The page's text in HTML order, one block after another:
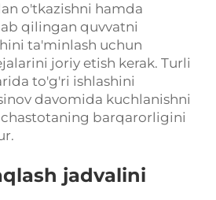
o'tkazishni hamda
qilingan quvvatni
ta'minlash uchun
joriy etish kerak. Turli
to'g'ri ishlashini
davomida kuchlanishni
barqarorligini
jadvalini